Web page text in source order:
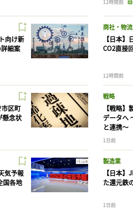
12時間前
向け新
細案
商社・物流
【日本
CO2直接
12時間前
市区町
懸念状
戦略
【戦略
データへ
と連携〜
1日前
気予報
国各地
製造業
【日本
た還元鉄
1日前